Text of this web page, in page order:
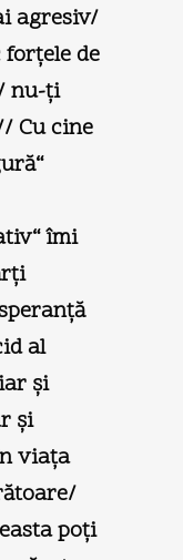
agresiv/
de
nu-ţi
Cu cine
îmi
al
şi
şi
viaţa
poţi